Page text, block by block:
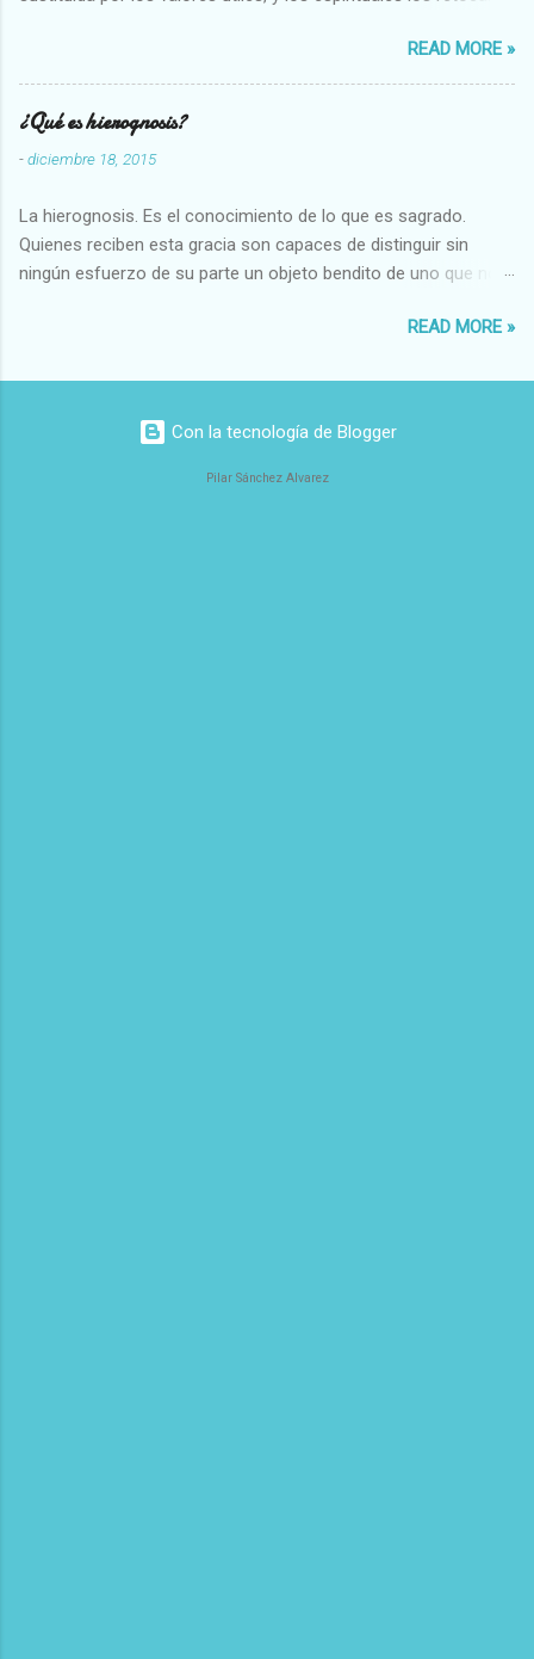
Abundante-Escaso,etc 2 VITALES Sano-Enfermo Selecto-
Vulgar Enérgico-Inerte Fuerte-Débil,etc. 3 ESPIRITUALES a)
Intelectuales Conocimiento-Error Exacto-Aproximado
Evidente-Probable,etc b) Morales Bueno-malo Bondadoso-
malvado Justo-Injusto Escrupuloso-Relajado Leal-Desleal,etc.
Armonioso-Inarmonioso 4 RELIGIOSOS Santo-Pr...
READ MORE »
¿Qué es hierognosis?
-diciembre 18, 2015
La hierognosis. Es el conocimiento de lo que es sagrado.
Quienes reciben esta gracia son capaces de distinguir sin
ningún esfuerzo de su parte un objeto bendito de uno que no
READ MORE »
Con la tecnología de Blogger
Pilar Sánchez Alvarez